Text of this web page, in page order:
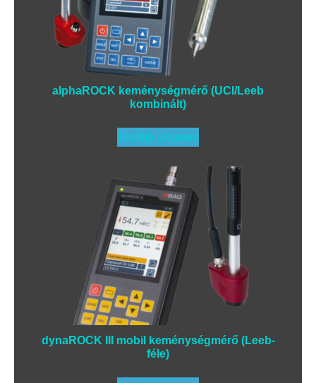
alphaROCK keménységmérő (UCI/Leeb
kombinált)
Tovább olvasom
dynaROCK III mobil keménységmérő (Leeb-
féle)